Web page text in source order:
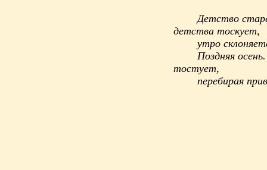
Детство
детства тоскует,
утро
Поздняя
тостует,
перебирая